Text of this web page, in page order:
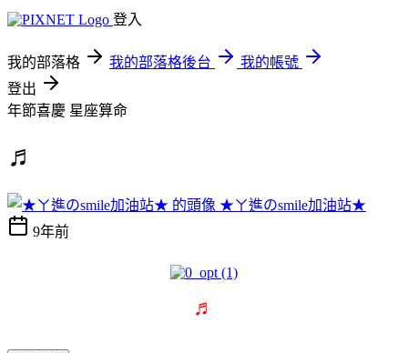
登入
我的部落格 我的部落格後台
我的帳號
登出
年節喜慶 星座算命
♬
★ㄚ進のsmile加油站★
9年前
♬